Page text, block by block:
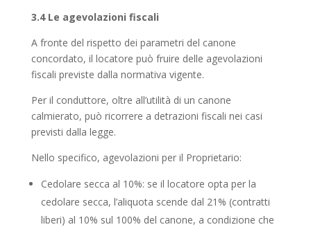
3.4 Le agevolazioni fiscali
A fronte del rispetto dei parametri del canone
concordato, il locatore può fruire delle agevolazioni
fiscali previste dalla normativa vigente.
Per il conduttore, oltre all’utilità di un canone
calmierato, può ricorrere a detrazioni fiscali nei casi
previsti dalla legge.
Nello specifico, agevolazioni per il Proprietario:
Cedolare secca al 10%: se il locatore opta per la
cedolare secca, l’aliquota scende dal 21% (contratti
liberi) al 10% sul 100% del canone, a condizione che